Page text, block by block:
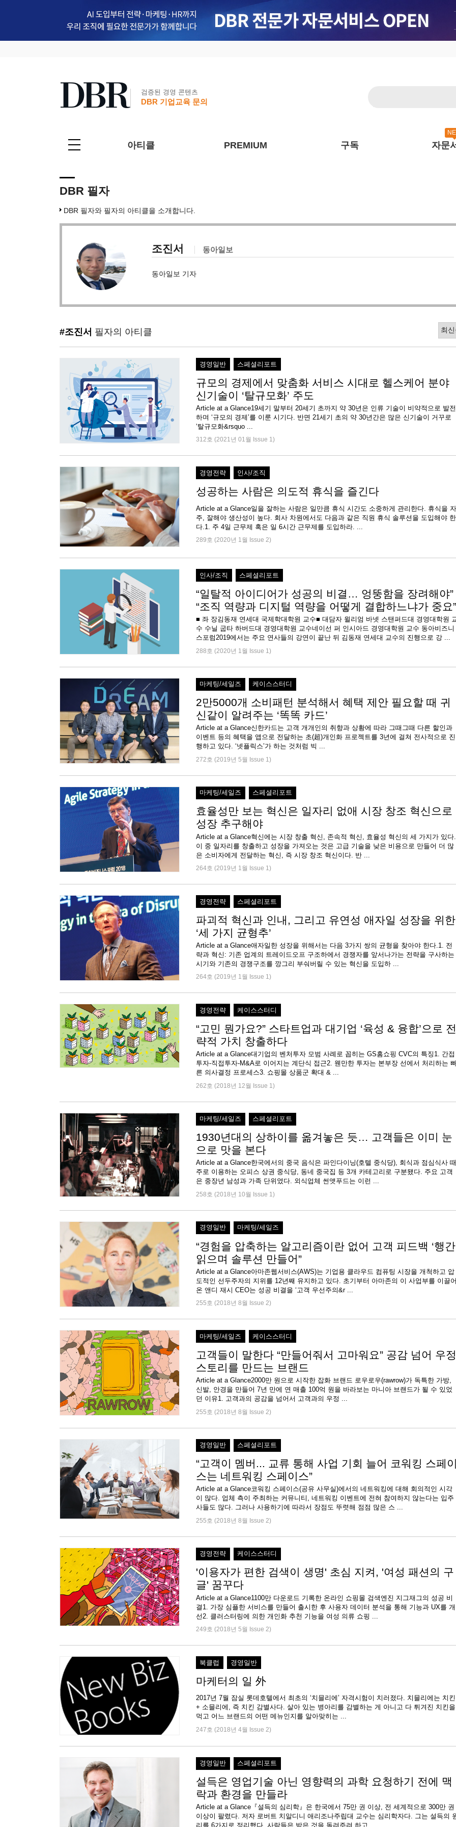
검증된 경영 콘텐츠
DBR 기업교육 문의
아티클 PREMIUM 구독 자문
DBR 필자
DBR 필자와 필자의 아티클을 소개합니다.
조진서 동아일보
동아일보 기자
#조진서 필자의 아티클
경영일반 스페셜리포트
규모의 경제에서 맞춤화 서비스 시대로 헬스케어 분야
신기술이 ‘탈규모화’ 주도
Article at a Glance19세기 말부터 20세기 초까지 약 30년은 인류 기술이 비약적으로 발전
하며 ‘규모의 경제’를 이룬 시기다. 반면 21세기 초의 약 30년간은 많은 신기술이 거꾸로
‘탈규모화&rsquo ...
312호 (2021년 01월 Issue 1)
경영전략 인사/조직
성공하는 사람은 의도적 휴식을 즐긴다
Article at a Glance일을 잘하는 사람은 일만큼 휴식 시간도 소중하게 관리한다. 휴식을 자
주, 잘해야 생산성이 높다. 회사 차원에서도 다음과 같은 직원 휴식 솔루션을 도입해야 한
289호 (2020년 1월 Issue 2)
인사/조직 스페셜리포트
“일탈적 아이디어가 성공의 비결… 엉뚱함을 장려해야”
“조직 역량과 디지털 역량을 어떻게 결합하느냐가 중요”
■ 좌 장김동재 연세대 국제학대학원 교수■ 대담자 윌리엄 바넷 스탠퍼드대 경영대학원
수 수닐 굽타 하버드대 경영대학원 교수네이선 퍼 인시아드 경영대학원 교수 동아비즈니
스포럼2019에서는 주요 연사들의 강연이 끝난 뒤 김동재 연세대 교수의 진행으로 강 ...
288호 (2020년 1월 Issue 1)
마케팅/세일즈 케이스스터디
2만5000개 소비패턴 분석해서 혜택 제안 필요할 때 귀
신같이 알려주는 ‘똑똑 카드’
Article at a Glance신한카드는 고객 개개인의 취향과 상황에 따라 그때그때 다른 할인과
이벤트 등의 혜택을 앱으로 전달하는 초(超)개인화 프로젝트를 3년에 걸쳐 전사적으로 진
행하고 있다. ‘넷플릭스’가 하는 것처럼 빅 ...
272호 (2019년 5월 Issue 1)
마케팅/세일즈 스페셜리포트
효율성만 보는 혁신은 일자리 없애 시장 창조 혁신으로
성장 추구해야
Article at a Glance혁신에는 시장 창출 혁신, 존속적 혁신, 효율성 혁신의 세 가지가 있다.
이 중 일자리를 창출하고 성장을 가져오는 것은 고급 기술을 낮은 비용으로 만들어 더 많
은 소비자에게 전달하는 혁신, 즉 시장 창조 혁신이다. 반 ...
264호 (2019년 1월 Issue 1)
경영전략 스페셜리포트
파괴적 혁신과 인내, 그리고 유연성 애자일 성장을 위한
‘세 가지 균형추’
Article at a Glance애자일한 성장을 위해서는 다음 3가지 쌍의 균형을 찾아야 한다.1. 전
략과 혁신: 기존 업계의 트레이드오프 구조하에서 경쟁자를 앞서나가는 전략을 구사하는
시기와 기존의 경쟁구조를 깡그리 부숴버릴 수 있는 혁신을 도입하 ...
264호 (2019년 1월 Issue 1)
경영전략 케이스스터디
“고민 뭔가요?” 스타트업과 대기업 ‘육성 & 융합’으로 전
략적 가치 창출하다
Article at a Glance대기업의 벤처투자 모범 사례로 꼽히는 GS홈쇼핑 CVC의 특징1. 간접
투자-직접투자-M&A로 이어지는 계단식 접근2. 웬만한 투자는 본부장 선에서 처리하는
른 의사결정 프로세스3. 쇼핑몰 상품군 확대 & ...
262호 (2018년 12월 Issue 1)
마케팅/세일즈 스페셜리포트
1930년대의 상하이를 옮겨놓은 듯… 고객들은 이미 눈
으로 맛을 본다
Article at a Glance한국에서의 중국 음식은 파인다이닝(호텔 중식당), 회식과 점심식사 때
주로 이용하는 오피스 상권 중식당, 동네 중국집 등 3개 카테고리로 구분됐다. 주요 고객
은 중장년 남성과 가족 단위였다. 외식업체 썬앳푸드는 이런 ...
258호 (2018년 10월 Issue 1)
경영일반 마케팅/세일즈
“경험을 압축하는 알고리즘이란 없어 고객 피드백 ‘행간
읽으며 솔루션 만들어”
Article at a Glance아마존웹서비스(AWS)는 기업용 클라우드 컴퓨팅 시장을 개척하고 압
도적인 선두주자의 지위를 12년째 유지하고 있다. 초기부터 아마존의 이 사업부를 이끌어
온 앤디 재시 CEO는 성공 비결을 ‘고객 우선주의&r ...
255호 (2018년 8월 Issue 2)
마케팅/세일즈 케이스스터디
고객들이 말한다 “만들어줘서 고마워요” 공감 넘어 우정
스토리를 만드는 브랜드
Article at a Glance2000만 원으로 시작한 잡화 브랜드 로우로우(rawrow)가 독특한 가방,
신발, 안경을 만들어 7년 만에 연 매출 100억 원을 바라보는 마니아 브랜드가 될 수 있었
던 이유1. 고객과의 공감을 넘어서 고객과의 우정 ...
255호 (2018년 8월 Issue 2)
경영일반 스페셜리포트
“고객이 멤버... 교류 통해 사업 기회 늘어 코워킹 스페이
스는 네트워킹 스페이스”
Article at a Glance코워킹 스페이스(공유 사무실)에서의 네트워킹에 대해 회의적인 시각
이 많다. 업체 측이 주최하는 커뮤니티, 네트워킹 이벤트에 전혀 참여하지 않는다는 입주
사들도 많다. 그러나 사용하기에 따라서 장점도 뚜렷해 점점 많은 스 ...
255호 (2018년 8월 Issue 2)
경영전략 케이스스터디
'이용자가 편한 검색이 생명' 초심 지켜, '여성 패션의 구
글' 꿈꾸다
Article at a Glance1100만 다운로드 기록한 온라인 쇼핑몰 검색엔진 지그재그의 성공 비
결1. 가장 심플한 서비스를 만들어 출시한 후 사용자 데이터 분석을 통해 기능과 UX를 개
선2. 클러스터링에 의한 개인화 추천 기능을 여성 의류 쇼핑 ...
249호 (2018년 5월 Issue 2)
북클럽 경영일반
마케터의 일 外
2017년 7월 잠실 롯데호텔에서 최초의 ‘치믈리에’ 자격시험이 치러졌다. 치믈리에는 치킨
+ 소믈리에, 즉 치킨 감별사다. 살아 있는 병아리를 감별하는 게 아니고 다 튀겨진 치킨을
먹고 어느 브랜드의 어떤 메뉴인지를 알아맞히는 ...
247호 (2018년 4월 Issue 2)
경영일반 스페셜리포트
설득은 영업기술 아닌 영향력의 과학 요청하기 전에 맥
락과 환경을 만들라
Article at a Glance『설득의 심리학』은 한국에서 75만 권 이상, 전 세계적으로 300만 권
이상이 팔렸다. 저자 로버트 치알디니 애리조나주립대 교수는 심리학자다. 그는 설득의